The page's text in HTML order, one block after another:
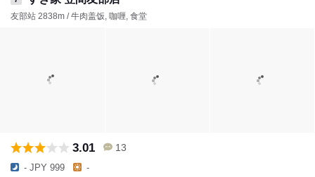
友部站 2838m / 牛肉盖饭, 咖喱, 食堂
3.01 13
- JPY 999 -